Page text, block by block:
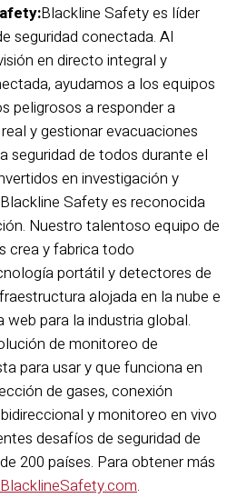
Blackline Safety es líder
seguridad conectada. Al
en directo integral y
ayudamos a los equipos
peligrosos a responder a
y gestionar evacuaciones
seguridad de todos durante el
en investigación y
Safety es reconocida
Nuestro talentoso equipo de
crea y fabrica todo
portátil y detectores de
alojada en la nube e
para la industria global.
de monitoreo de
para usar y que funciona en
de gases, conexión
y monitoreo en vivo
desafíos de seguridad de
200 países. Para obtener más
.